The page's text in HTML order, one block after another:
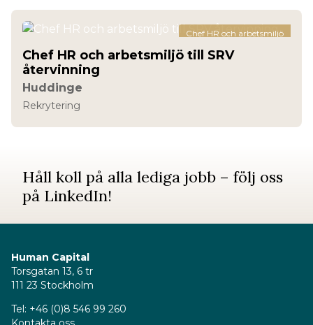
Chef HR och arbetsmiljö
Chef HR och arbetsmiljö till SRV
återvinning
Huddinge
Rekrytering
Håll koll på alla lediga jobb – följ oss
på LinkedIn!
Human Capital
Torsgatan 13, 6 tr
111 23 Stockholm
Tel: +46 (0)8 546 99 260